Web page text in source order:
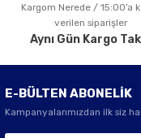
Kargom Nerede / 15:00’a
verilen siparişler
Aynı Gün Kargo
E-BÜLTEN ABONELİK
Kampanyalarımızdan ilk siz